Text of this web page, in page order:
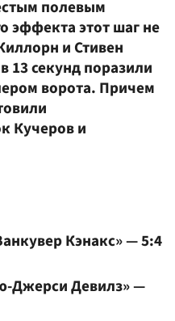
полевым
эффекта этот шаг не
и Стивен
13 секунд поразили
ворота. Причем
Кучеров и
Кэнакс» — 5:4
Джерси Девилз» —